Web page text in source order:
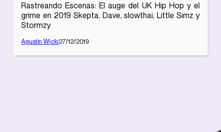
Rastreando Escenas: El auge del UK Hip Hop y el
grime en 2019 Skepta, Dave, slowthai, Little Simz y
Stormzy
Agustín Wicki27/12/2019